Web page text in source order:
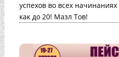
успехов во всех
как до 20! Мазл Тов!